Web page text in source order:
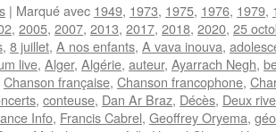
| Marqué avec 1949, 1973, 1975, 1976, 1979,
, 2005, 2007, 2013, 2017, 2018, 2020, 25
, 8 juillet, A nos enfants, A vava inouva,
live, Alger, Algérie, auteur, Ayarrach Negh,
Chanson française, Chanson francophone,
, conteuse, Dan Ar Braz, Décès, Deux
Info, Francis Cabrel, Geoffrey Oryema,